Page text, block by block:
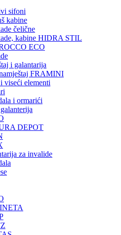
sifoni
kabine
čelične
kabine HIDRA STIL
ECO
i galantarija
FRAMINI
viseći elementi
i ormarići
DEPOT
za invalide